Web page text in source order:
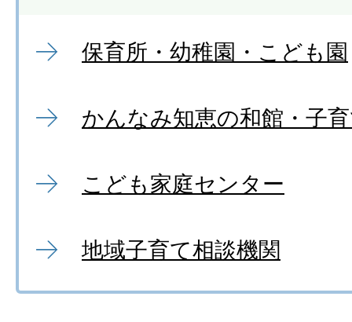
保育所・幼稚園・こども園
かんなみ知恵の和館・子
こども家庭センター
地域子育て相談機関